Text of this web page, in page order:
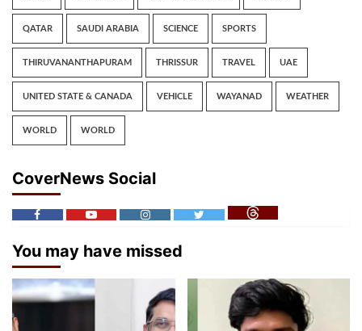
QATAR SAUDI ARABIA SCIENCE SPORTS
THIRUVANANTHAPURAM THRISSUR TRAVEL UAE
UNITED STATE & CANADA VEHICLE WAYANAD WEATHER
WORLD WORLD
CoverNews Social
You may have missed